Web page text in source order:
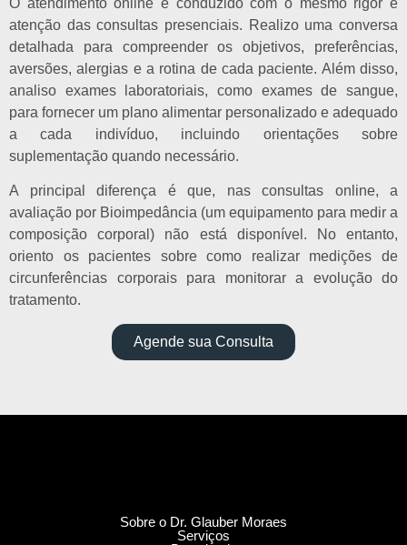
atenção das consultas presenciais. Realizo uma conversa
detalhada para compreender os objetivos, preferências,
aversões, alergias e a rotina de cada paciente. Além disso,
analiso exames laboratoriais, como exames de sangue,
para fornecer um plano alimentar personalizado e adequado
a cada indivíduo, incluindo orientações sobre
suplementação quando necessário.
A principal diferença é que, nas consultas online, a
avaliação por Bioimpedância (um equipamento para medir a
composição corporal) não está disponível. No entanto,
oriento os pacientes sobre como realizar medições de
circunferências corporais para monitorar a evolução do
tratamento.
Agende sua Consulta
Sobre o Dr. Glauber Moraes
Serviços